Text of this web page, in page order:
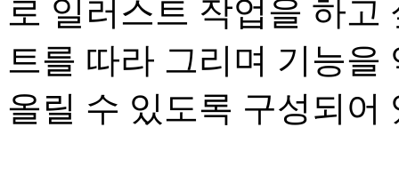
로 일러스트 작업을 하고
트를 따라 그리며 기능을
올릴 수 있도록 구성되어